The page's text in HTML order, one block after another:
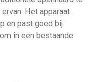
Het apparaat
en past goed bij
in een bestaande